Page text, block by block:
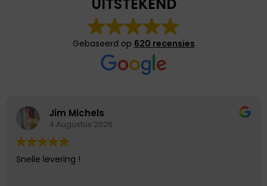
Gebaseerd op 620 recensies
Jim Michels
4 Augustus 2026
Snelle levering !